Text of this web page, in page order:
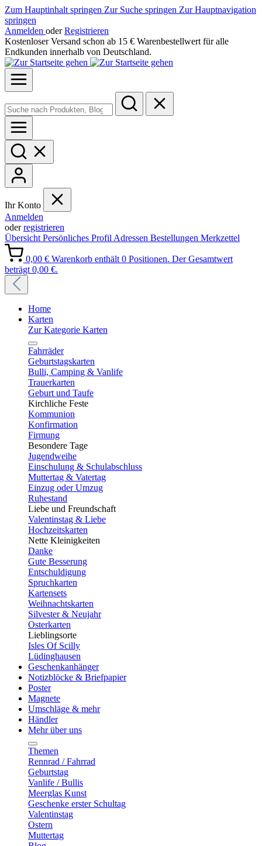
Zum Hauptinhalt springen Zur Suche springen Zur Hauptnavigation
springen
Anmelden oder Registrieren
Kostenloser Versand schon ab 15 € Warenbestellwert für alle
Endkunden innerhalb von Deutschland.
Ihr Konto
Anmelden
oderregistrieren
Übersicht Persönliches Profil Adressen Bestellungen Merkzettel
0,00 € Warenkorb enthält 0 Positionen. Der Gesamtwert
beträgt 0,00 €.
Home
Karten
Zur Kategorie Karten
Fahrräder
Geburtstagskarten
Bulli, Camping & Vanlife
Trauerkarten
Geburt und Taufe
Kirchliche Feste
Kommunion
Konfirmation
Firmung
Besondere Tage
Jugendweihe
Einschulung & Schulabschluss
Muttertag & Vatertag
Einzug oder Umzug
Ruhestand
Liebe und Freundschaft
Valentinstag & Liebe
Hochzeitskarten
Nette Kleinigkeiten
Danke
Gute Besserung
Entschuldigung
Spruchkarten
Kartensets
Weihnachtskarten
Silvester & Neujahr
Osterkarten
Lieblingsorte
Isles Of Scilly
Lüdinghausen
Geschenkanhänger
Notizblöcke & Briefpapier
Poster
Magnete
Umschläge & mehr
Händler
Mehr über uns
Themen
Rennrad / Fahrrad
Geburtstag
Vanlife / Bullis
Meerglas Kunst
Geschenke erster Schultag
Valentinstag
Ostern
Muttertag